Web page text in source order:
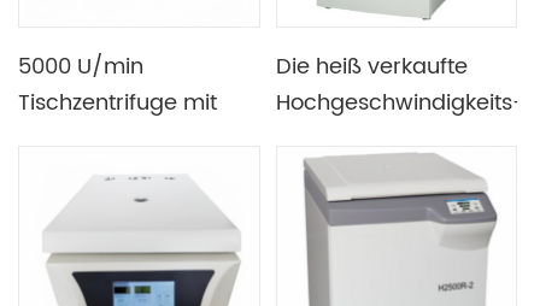
5000 U/min
Tischzentrifuge mit
Mikrocomputersteuerung
Die heiß verkaufte
Hochgeschwindigkeits-
einen kontinuierlichen
Rotor mit 3000 ml
aufnehmen